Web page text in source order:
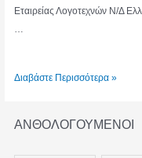
Εταιρείας Λογοτεχνών Ν/Δ
…
ΣΠΥΡΟΣ
Διαβάστε Περισσότερα »
ΑΝΘΟΛΟΓΟΥΜΕΝΟΙ